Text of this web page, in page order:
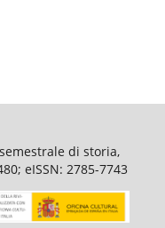
di storia,
eISSN: 2785-7743